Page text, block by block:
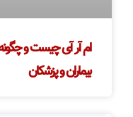
ام آر آی چیست و چگونه
بیماران و پزشکان